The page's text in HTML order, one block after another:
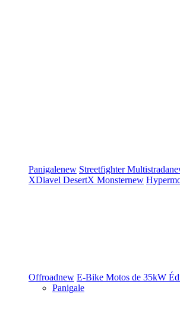
Panigalenew StreetfighterMultistrada
XDiavel DesertX Monsternew
Offroadnew E-Bike Motos de 35kW
Panigale